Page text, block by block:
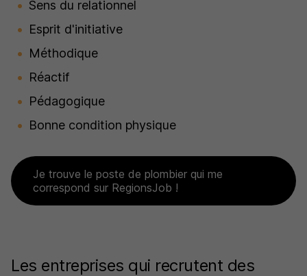
Sens du relationnel
Esprit d'initiative
Méthodique
Réactif
Pédagogique
Bonne condition physique
Je trouve le poste de plombier qui me
correspond sur RegionsJob !
Les entreprises qui recrutent des